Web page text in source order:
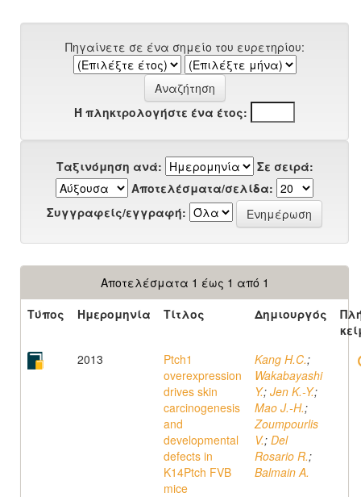
Πηγαίνετε σε ένα σημείο του ευρετηρίου:
Ή πληκτρολογήστε ένα έτος:
Ταξινόμηση ανά:
Σε σειρά:
Αποτελέσματα/σελίδα:
Συγγραφείς/εγγραφή:
Αποτελέσματα 1 έως 1 από 1
Τύπος
Ημερομηνία Τίτλος Δημιουργός
2013
Ptch1
overexpression
drives skin
carcinogenesis
and
developmental
defects in
K14Ptch FVB
mice
Kang H.C.;
Wakabayashi
Y.; Jen K.-Y.;
Mao J.-H.;
Zoumpourlis
V.; Del
Rosario R.;
Balmain A.